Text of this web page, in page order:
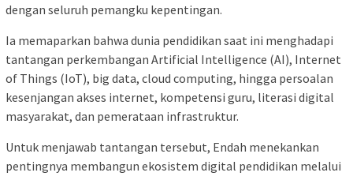
dengan seluruh pemangku kepentingan.
Ia memaparkan bahwa dunia pendidikan saat ini menghadapi
tantangan perkembangan Artificial Intelligence (AI), Internet
of Things (IoT), big data, cloud computing, hingga persoalan
kesenjangan akses internet, kompetensi guru, literasi digital
masyarakat, dan pemerataan infrastruktur.
Untuk menjawab tantangan tersebut, Endah menekankan
pentingnya membangun ekosistem digital pendidikan melalui